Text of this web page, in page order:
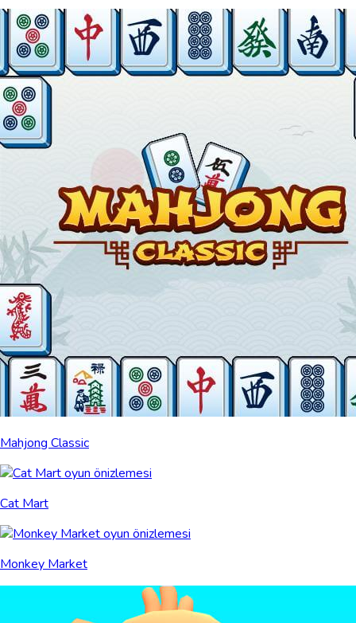
Mahjong Classic
Cat Mart
Monkey Market